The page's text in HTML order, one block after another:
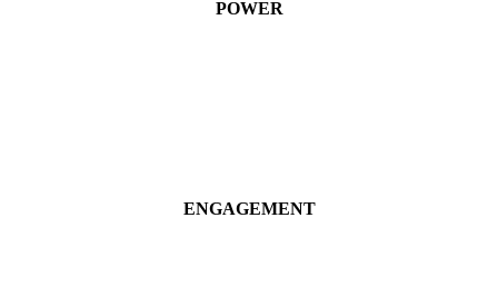
POWER
ENGAGEMENT